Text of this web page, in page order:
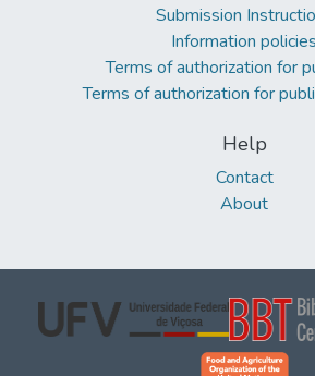
Submission
Information policies
Terms of authorization for
Terms of authorization for
Help
Contact
About